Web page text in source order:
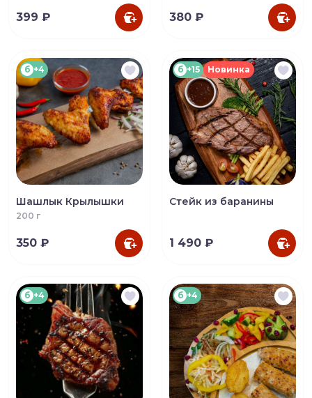
399 ₽ 380 ₽
б +4
Шашлык Крылышки
200 г
350 ₽
б +15 Новинка
Стейк из баранины
1 490 ₽
б +4 б +4